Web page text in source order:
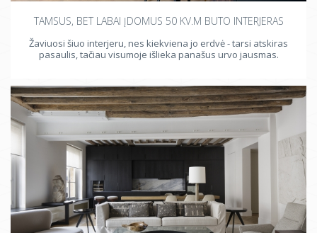
TAMSUS, BET LABAI ĮDOMUS 50 KV.M BUTO INTERJERAS
Žaviuosi šiuo interjeru, nes kiekviena jo erdvė - tarsi atskiras
pasaulis, tačiau visumoje išlieka panašus urvo jausmas.